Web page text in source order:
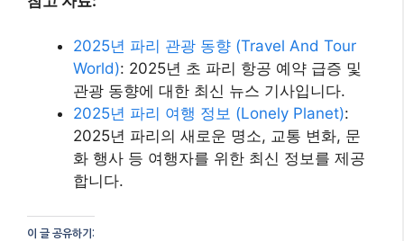
2025년 파리 관광 동향 (Travel And Tour
World): 2025년 초 파리 항공 예약 급증 및
관광 동향에 대한 최신 뉴스 기사입니다.
2025년 파리 여행 정보 (Lonely Planet):
2025년 파리의 새로운 명소, 교통 변화, 문
화 행사 등 여행자를 위한 최신 정보를 제공
합니다.
이 글 공유하기: